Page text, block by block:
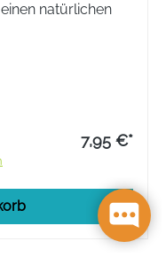
natürlichen
7,95 €*